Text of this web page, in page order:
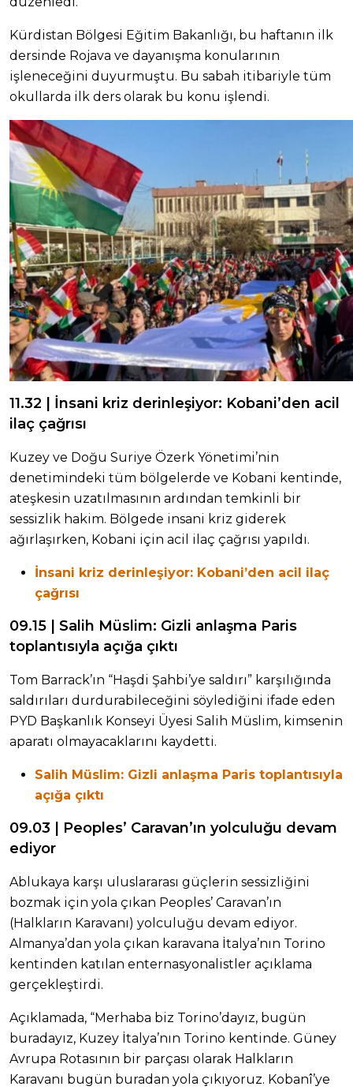
Kürdistan Bölgesi Eğitim Bakanlığı, bu haftanın ilk
dersinde Rojava ve dayanışma konularının
işleneceğini duyurmuştu. Bu sabah itibariyle tüm
okullarda ilk ders olarak bu konu işlendi.
11.32 | İnsani kriz derinleşiyor: Kobani’den acil
ilaç çağrısı
Kuzey ve Doğu Suriye Özerk Yönetimi’nin
denetimindeki tüm bölgelerde ve Kobani kentinde,
ateşkesin uzatılmasının ardından temkinli bir
sessizlik hakim. Bölgede insani kriz giderek
ağırlaşırken, Kobani için acil ilaç çağrısı yapıldı.
İnsani kriz derinleşiyor: Kobani’den acil ilaç
çağrısı
09.15 | Salih Müslim: Gizli anlaşma Paris
toplantısıyla açığa çıktı
Tom Barrack’ın “Haşdi Şahbi’ye saldırı” karşılığında
saldırıları durdurabileceğini söylediğini ifade eden
PYD Başkanlık Konseyi Üyesi Salih Müslim, kimsenin
aparatı olmayacaklarını kaydetti.
Salih Müslim: Gizli anlaşma Paris toplantısıyla
açığa çıktı
09.03 | Peoples’ Caravan’ın yolculuğu devam
ediyor
Ablukaya karşı uluslararası güçlerin sessizliğini
bozmak için yola çıkan Peoples’ Caravan’ın
(Halkların Karavanı) yolculuğu devam ediyor.
Almanya’dan yola çıkan karavana İtalya’nın Torino
kentinden katılan enternasyonalistler açıklama
gerçekleştirdi.
Açıklamada, “Merhaba biz Torino’dayız, bugün
buradayız, Kuzey İtalya’nın Torino kentinde. Güney
Avrupa Rotasının bir parçası olarak Halkların
Karavanı bugün buradan yola çıkıyoruz. Kobanî’ye